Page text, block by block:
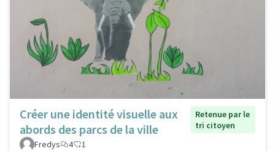
Créer une identité visuelle aux
abords des parcs de la ville
Retenue par le
tri citoyen
Fredys
4 1